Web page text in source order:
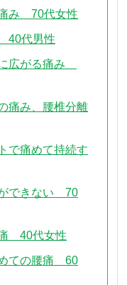
痛み 70代女性
40代男性
広がる痛み
痛み、腰椎分離
で痛めて持続す
ができない 70
痛 40代女性
めての腰痛 60